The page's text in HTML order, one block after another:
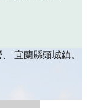
宜蘭縣頭城鎮。